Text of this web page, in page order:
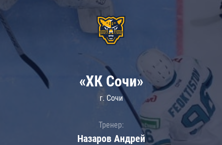
«ХК Сочи»
г. Сочи
Тренер:
Назаров Андрей